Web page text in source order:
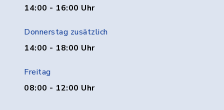
14:00 - 16:00 Uhr
Donnerstag zusätzlich
14:00 - 18:00 Uhr
Freitag
08:00 - 12:00 Uhr